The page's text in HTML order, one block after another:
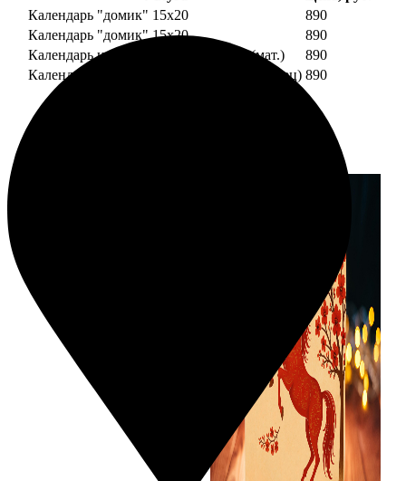
Календарь "домик" 15х20
890
Календарь "домик" 15х20
890
Календарь настольный А5 210х148 (мат.)
890
Календарь настольный А5 210х148 (глянец) 890